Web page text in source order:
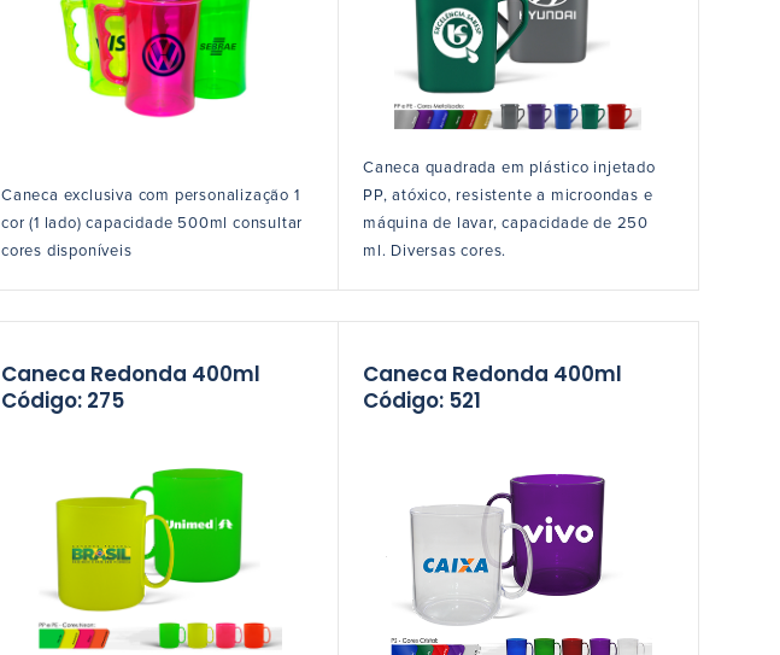
Caneca exclusiva com personalização 1
cor (1 lado) capacidade 500ml consultar
cores disponíveis
Caneca quadrada em plástico injetado
PP, atóxico, resistente a microondas e
máquina de lavar, capacidade de 250
ml. Diversas cores.
Caneca Redonda 400ml
Código: 275
Caneca Redonda 400ml
Código: 521